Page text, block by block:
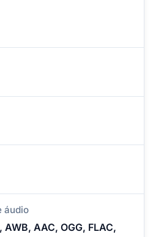
áudio
AWB, AAC, OGG, FLAC,